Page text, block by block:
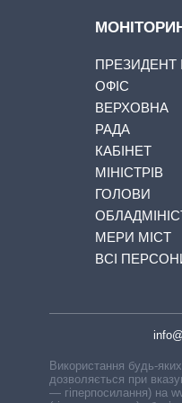
ПРЕЗИДЕНТ І
ОФІС
ВЕРХОВНА
РАДА
КАБІНЕТ
МІНІСТРІВ
ГОЛОВИ
МЕРИ МІСТ
ВСІ
Використання будь-
дозволяється при
— гіперпосилання) на